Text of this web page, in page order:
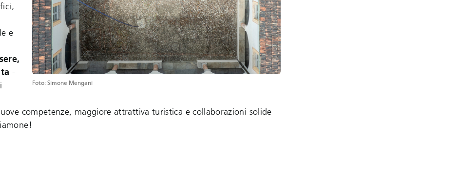
Foto: Simone Mengani
e
-
competenze, maggiore attrattiva turistica e collaborazioni solide